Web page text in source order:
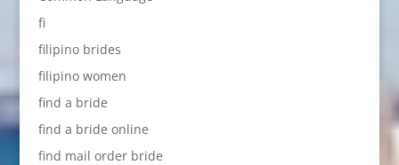
fi
filipino brides
filipino women
find a bride
find a bride online
find mail order bride